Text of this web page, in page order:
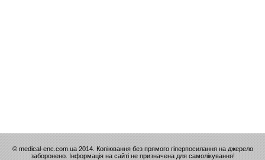
© medical-enc.com.ua 2014. Копіювання без прямого гіперпосилання на джерело
заборонено. Інформація на сайті не призначена для самолікування!